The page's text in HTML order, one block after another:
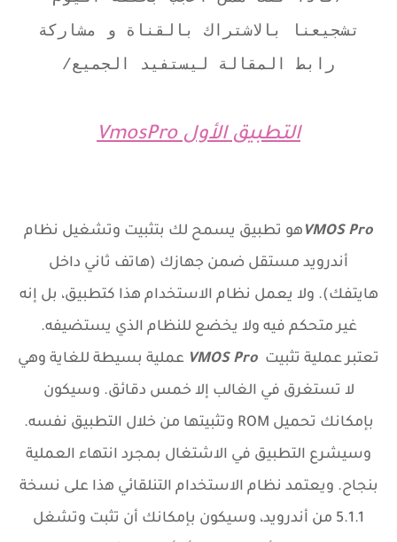
تشجيعنا بالاشتراك بالقناة و مشاركة
رابط المقالة ليستفيد الجميع/
التطبيق الأولVmosPro
VMOS Pro هو تطبيق يسمح لك بتثبيت وتشغيل نظام
أندرويد مستقل ضمن جهازك (هاتف ثاني داخل
هايتفك). ولا يعمل نظام الاستخدام هذا كتطبيق، بل إنه
غير متحكم فيه ولا يخضع للنظام الذي يستضيفه.
تعتبر عملية تثبيت VMOS Pro عملية بسيطة للغاية وهي
لا تستغرق في الغالب إلا خمس دقائق. وسيكون
بإمكانك تحميل ROM وتثبيتها من خلال التطبيق نفسه.
وسيشرع التطبيق في الاشتغال بمجرد انتهاء العملية
بنجاح. ويعتمد نظام الاستخدام التنلقائي هذا على نسخة
5.1.1 من أندرويد، وسيكون بإمكانك أن تثبت وتشغل